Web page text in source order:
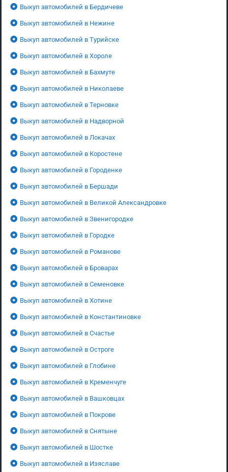
Выкуп автомобилей в Бердичеве
Выкуп автомобилей в Нежине
Выкуп автомобилей в Турийске
Выкуп автомобилей в Хороле
Выкуп автомобилей в Бахмуте
Выкуп автомобилей в Николаеве
Выкуп автомобилей в Терновке
Выкуп автомобилей в Надворной
Выкуп автомобилей в Локачах
Выкуп автомобилей в Коростене
Выкуп автомобилей в Городенке
Выкуп автомобилей в Бершади
Выкуп автомобилей в Великой Александровке
Выкуп автомобилей в Звенигородке
Выкуп автомобилей в Городке
Выкуп автомобилей в Романове
Выкуп автомобилей в Броварах
Выкуп автомобилей в Семеновке
Выкуп автомобилей в Хотине
Выкуп автомобилей в Константиновке
Выкуп автомобилей в Счастье
Выкуп автомобилей в Остроге
Выкуп автомобилей в Глобине
Выкуп автомобилей в Кременчуге
Выкуп автомобилей в Вашковцах
Выкуп автомобилей в Покрове
Выкуп автомобилей в Снятыне
Выкуп автомобилей в Шостке
Выкуп автомобилей в Изяславе